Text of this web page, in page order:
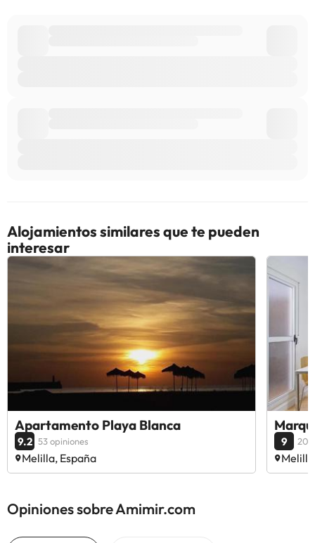
Alojamientos similares que te pueden
interesar
Apartamento Playa Blanca
9.2 53 opiniones
Melilla, España
9 20
Opiniones sobre Amimir.com